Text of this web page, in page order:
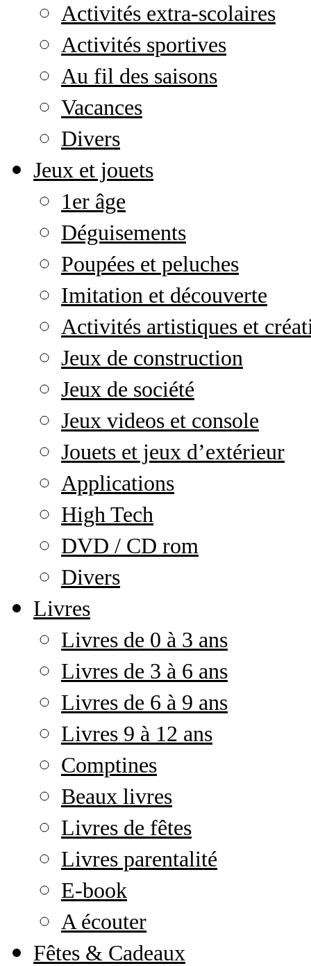
Activités extra-scolaires
Activités sportives
Au fil des saisons
Vacances
Divers
Jeux et jouets
1er âge
Déguisements
Poupées et peluches
Imitation et découverte
Activités artistiques et
Jeux de construction
Jeux de société
Jeux videos et console
Jouets et jeux d’extérieur
Applications
High Tech
DVD / CD rom
Divers
Livres
Livres de 0 à 3 ans
Livres de 3 à 6 ans
Livres de 6 à 9 ans
Livres 9 à 12 ans
Comptines
Beaux livres
Livres de fêtes
Livres parentalité
E-book
A écouter
Fêtes & Cadeaux